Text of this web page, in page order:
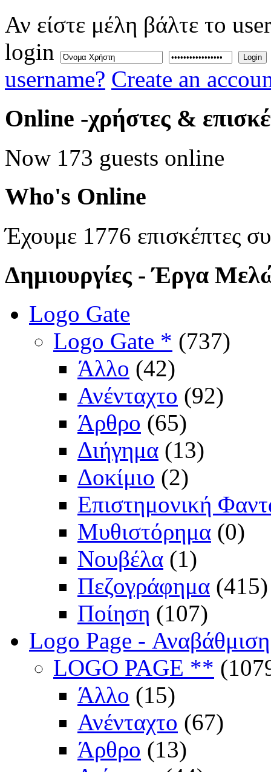
Αν είστε μέλη βάλτε το
login
Login
username? Create an
Online -χρήστες &
Now 173 guests online
Who's Online
Έχουμε 1776 επισκέπτες
Δημιουργίες - Έργα
Logo Gate
Logo Gate * (737)
Άλλο (42)
Ανένταχτο (92)
Άρθρο (65)
Διήγημα (13)
Δοκίμιο (2)
Επιστημονική
Μυθιστόρημα (0)
Νουβέλα (1)
Πεζογράφημα (415)
Ποίηση (107)
Logo Page -
LOGO PAGE **
Άλλο (15)
Ανένταχτο (67)
Άρθρο (13)